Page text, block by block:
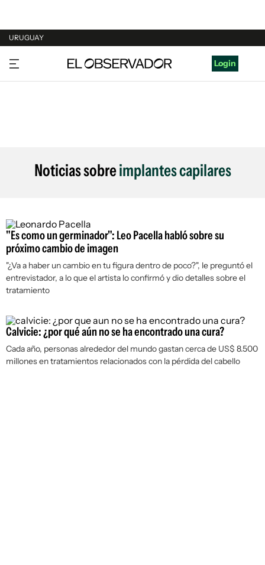
URUGUAY
URUGUAY
ARGENTINA
Login
Noticias sobreimplantes capilares
"Es como un germinador": Leo Pacella habló sobre su
próximo cambio de imagen
"¿Va a haber un cambio en tu figura dentro de poco?", le preguntó el
entrevistador, a lo que el artista lo confirmó y dio detalles sobre el
tratamiento
Calvicie: ¿por qué aún no se ha encontrado una cura?
Cada año, personas alrededor del mundo gastan cerca de US$ 8.500
millones en tratamientos relacionados con la pérdida del cabello